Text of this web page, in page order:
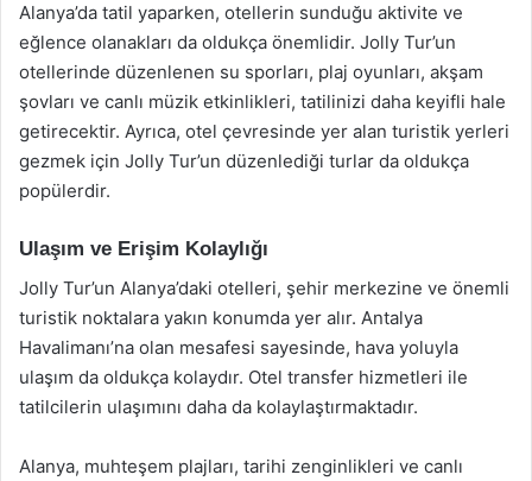
Alanya’da tatil yaparken, otellerin sunduğu aktivite ve
eğlence olanakları da oldukça önemlidir. Jolly Tur’un
otellerinde düzenlenen su sporları, plaj oyunları, akşam
şovları ve canlı müzik etkinlikleri, tatilinizi daha keyifli hale
getirecektir. Ayrıca, otel çevresinde yer alan turistik yerleri
gezmek için Jolly Tur’un düzenlediği turlar da oldukça
popülerdir.
Ulaşım ve Erişim Kolaylığı
Jolly Tur’un Alanya’daki otelleri, şehir merkezine ve önemli
turistik noktalara yakın konumda yer alır. Antalya
Havalimanı’na olan mesafesi sayesinde, hava yoluyla
ulaşım da oldukça kolaydır. Otel transfer hizmetleri ile
tatilcilerin ulaşımını daha da kolaylaştırmaktadır.
Alanya, muhteşem plajları, tarihi zenginlikleri ve canlı